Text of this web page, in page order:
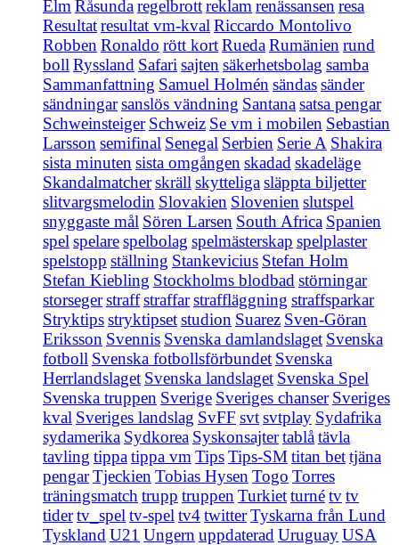
Elm Råsundaregelbrottreklam renässansen resa
Resultatresultat vm-kval Riccardo Montolivo
Robben Ronaldo rött kortRuedaRumänien rund
boll Ryssland Safari sajten säkerhetsbolag samba
Sammanfattning Samuel Holmén sändassänder
sändningarsanslös vändning Santanasatsa pengar
Schweinsteiger Schweiz Se vm i mobilen Sebastian
Larsson semifinal Senegal Serbien Serie A Shakira
sista minuten sista omgången skadad skadeläge
Skandalmatcherskräll skytteligasläppta biljetter
slitvargsmelodin Slovakien Slovenien slutspel
snyggaste mål Sören Larsen South Africa Spanien
spel spelarespelbolag spelmästerskap spelplaster
spelstopp ställning Stankevicius Stefan Holm
Stefan Kiebling Stockholms blodbad störningar
storsegerstraffstraffarstraffläggning straffsparkar
Stryktipsstryktipsetstudion Suarez Sven-Göran
Eriksson Svennis Svenska damlandslaget Svenska
fotboll Svenska fotbollsförbundet Svenska
Herrlandslaget Svenska landslaget Svenska Spel
Svenska truppen Sverige Sveriges chanser Sveriges
kval Sveriges landslag SvFF svtsvtplay Sydafrika
sydamerika Sydkorea Syskonsajtertablåtävla
tavling tippatippa vm TipsTips-SMtitan bettjäna
pengarTjeckien Tobias Hysen Togo Torres
träningsmatch trupp truppen Turkietturnétvtv
tidertv_spel tv-spel tv4twitterTyskarna från Lund
Tyskland U21 Ungern uppdaterad UruguayUSA